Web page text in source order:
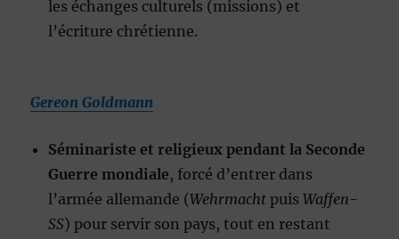
les échanges culturels (missions) et
l’écriture chrétienne.
Gereon Goldmann
Séminariste et religieux pendant la Seconde
Guerre mondiale, forcé d’entrer dans
l’armée allemande (Wehrmacht puisWaffen-
SS) pour servir son pays, tout en restant